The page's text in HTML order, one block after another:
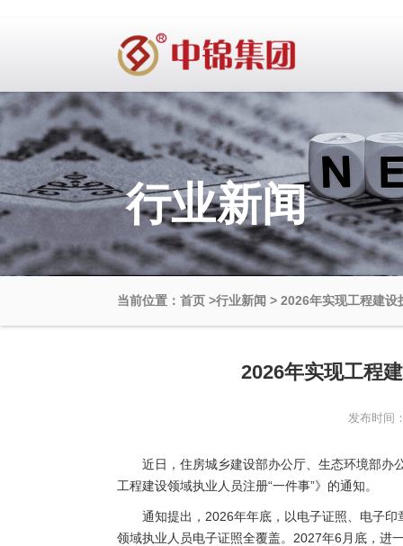
行业新闻
当前位置：首页 >行业新闻 > 2026年实现工程建设
2026年实现工程
发布时间
近日，住房城乡建设部办公厅、生态环境部办
工程建设领域执业人员注册“一件事”》的通知。
通知提出，2026年年底，以电子证照、电子
领域执业人员电子证照全覆盖。2027年6月底，进